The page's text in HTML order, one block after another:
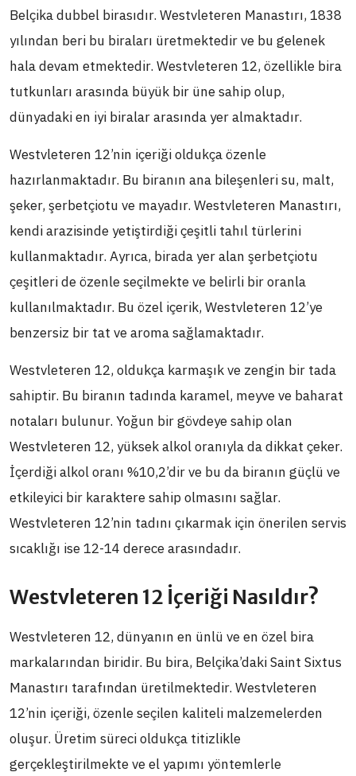
Belçika dubbel birasıdır. Westvleteren Manastırı, 1838
yılından beri bu biraları üretmektedir ve bu gelenek
hala devam etmektedir. Westvleteren 12, özellikle bira
tutkunları arasında büyük bir üne sahip olup,
dünyadaki en iyi biralar arasında yer almaktadır.
Westvleteren 12’nin içeriği oldukça özenle
hazırlanmaktadır. Bu biranın ana bileşenleri su, malt,
şeker, şerbetçiotu ve mayadır. Westvleteren Manastırı,
kendi arazisinde yetiştirdiği çeşitli tahıl türlerini
kullanmaktadır. Ayrıca, birada yer alan şerbetçiotu
çeşitleri de özenle seçilmekte ve belirli bir oranla
kullanılmaktadır. Bu özel içerik, Westvleteren 12’ye
benzersiz bir tat ve aroma sağlamaktadır.
Westvleteren 12, oldukça karmaşık ve zengin bir tada
sahiptir. Bu biranın tadında karamel, meyve ve baharat
notaları bulunur. Yoğun bir gövdeye sahip olan
Westvleteren 12, yüksek alkol oranıyla da dikkat çeker.
İçerdiği alkol oranı %10,2’dir ve bu da biranın güçlü ve
etkileyici bir karaktere sahip olmasını sağlar.
Westvleteren 12’nin tadını çıkarmak için önerilen servis
sıcaklığı ise 12-14 derece arasındadır.
Westvleteren 12 İçeriği Nasıldır?
Westvleteren 12, dünyanın en ünlü ve en özel bira
markalarından biridir. Bu bira, Belçika’daki Saint Sixtus
Manastırı tarafından üretilmektedir. Westvleteren
12’nin içeriği, özenle seçilen kaliteli malzemelerden
oluşur. Üretim süreci oldukça titizlikle
gerçekleştirilmekte ve el yapımı yöntemlerle